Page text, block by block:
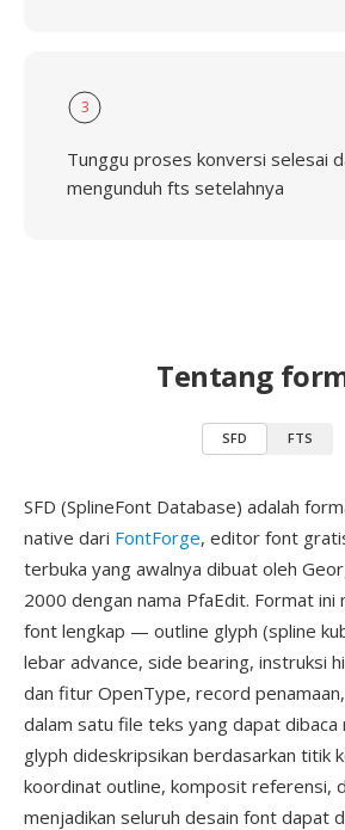
3
Tunggu proses konversi selesai
mengunduh fts setelahnya
Tentang
SFD FTS
SFD (SplineFont Database) adalah
native dari FontForge, editor font
terbuka yang awalnya dibuat oleh
2000 dengan nama PfaEdit. Format ini
font lengkap — outline glyph (spline
lebar advance, side bearing, instruksi
dan fitur OpenType, record
dalam satu file teks yang dapat dibaca
glyph dideskripsikan berdasarkan titik
koordinat outline, komposit referensi,
menjadikan seluruh desain font dapat